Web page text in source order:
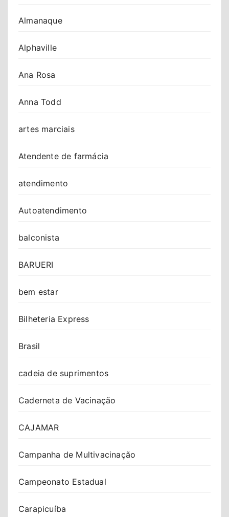
Almanaque
Alphaville
Ana Rosa
Anna Todd
artes marciais
Atendente de farmácia
atendimento
Autoatendimento
balconista
BARUERI
bem estar
Bilheteria Express
Brasil
cadeia de suprimentos
Caderneta de Vacinação
CAJAMAR
Campanha de Multivacinação
Campeonato Estadual
Carapicuíba